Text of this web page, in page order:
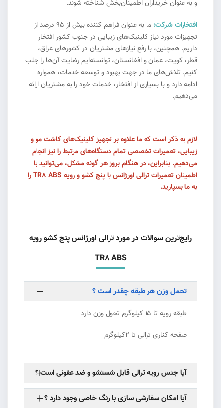
و به عنوان خریداران اطمینان‌بخش شناخته شوند.
افتخارات شرکت:
ما به عنوان فراهم کننده بیش از ۹۵ درصد از
تجهیزات مورد نیاز کلینیک‌های زیبایی در جنوب کشور افتخار
داریم. همچنین، با رفع نیازهای مشتریان در کشورهای عراق،
قطر، کویت، عمان و افغانستان، توانسته‌ایم رضایت آن‌ها را جلب
کنیم. تلاش‌های ما در جهت بهبود و توسعه خدمات، همواره
ادامه دارد و با بسیاری از افتخار، خدمات خود را به مشتریان ارائه
می‌دهیم.
لازم به ذکر است که ما علاوه بر تجهیز کلینیک‌های کاشت مو و
زیبایی، تعمیرات تخصصی تمام دستگاه‌های مرتبط را نیز انجام
می‌دهیم. بنابراین، در هنگام بروز هر گونه مشکل، می‌توانید با
اطمینان تعمیرات ترالی اورژانس با پنج کشو و رویه TR8 ABS را
به ما بسپارید.
رایج‌ترین سوالات در مورد ترالی اورژانس پنج کشو رویه
TR8 ABS
تحمل وزن هر طبقه چقدر است ؟
طبقه رویه تا 15 کیلوگرم تحول وزن دارد
صفحه کناری ترالی تا 2کیلوگرم
‌آیا جنس رویه ترالی قابل شستشو و ضد عفونی است ؟
‌آیا امکان سفارشی سازی با رنگ خاصی وجود دارد ؟